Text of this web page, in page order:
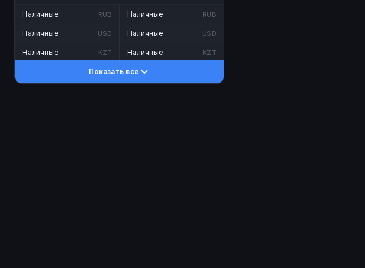
Наличные RUB
Наличные USD
Наличные KZT
Наличные RUB
Наличные USD
Наличные KZT
Показать все